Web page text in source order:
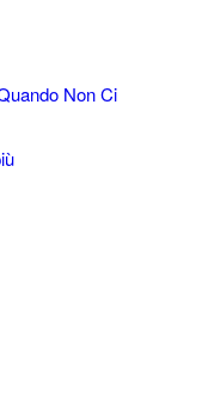
Non Ci